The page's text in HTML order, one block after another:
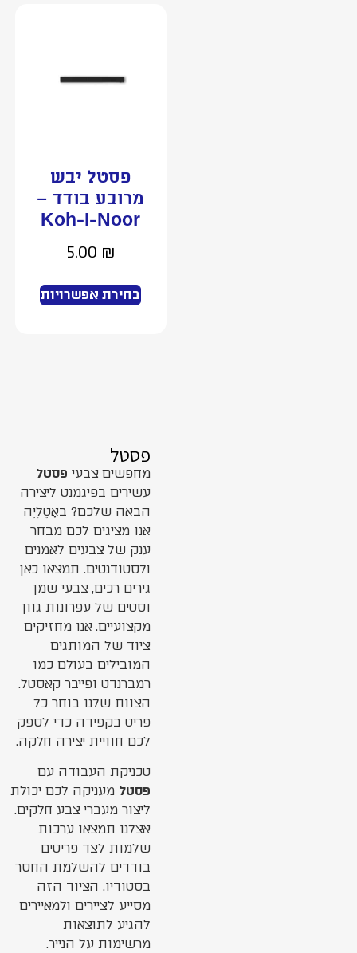
פסטל יבש
מרובע בודד –
Koh-I-Noor
5.00₪
בחירת אפשרויות
פסטל
מחפשים צבעיפסטל
עשירים בפיגמנט ליצירה
הבאה שלכם? באָטֶלְיֶה
אנו מציגים לכם מבחר
ענק של צבעים לאמנים
ולסטודנטים. תמצאו כאן
גירים רכים, צבעי שמן
וסטים של עפרונות גוון
מקצועיים. אנו מחזיקים
ציוד של המותגים
המובילים בעולם כמו
רמברנדט ופייבר קאסטל.
הצוות שלנו בוחר כל
פריט בקפידה כדי לספק
לכם חוויית יצירה חלקה.
טכניקת העבודה עם
פסטלמעניקה לכם יכולת
ליצור מעברי צבע חלקים.
אצלנו תמצאו ערכות
שלמות לצד פריטים
בודדים להשלמת החסר
בסטודיו. הציוד הזה
מסייע לציירים ולמאיירים
להגיע לתוצאות
מרשימות על הנייר.